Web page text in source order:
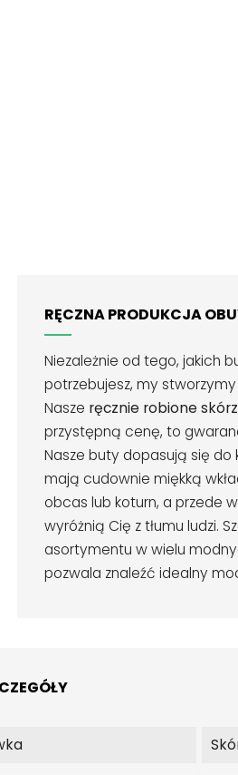
RĘCZNA PRODUKCJA
Niezależnie od tego, jakich
potrzebujesz, my
Nasze ręcznie robione
przystępną cenę, to
Nasze buty dopasują się do
mają cudownie miękką
obcas lub koturn, a przede
wyróżnią Cię z tłumu ludzi.
asortymentu w wielu
pozwala znaleźć idealny